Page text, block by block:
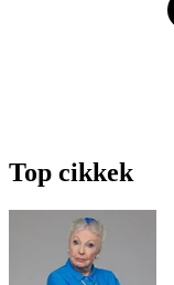
Top cikkek